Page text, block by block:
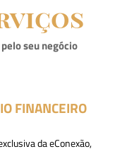
seu negócio
FINANCEIRO
da eConexão,